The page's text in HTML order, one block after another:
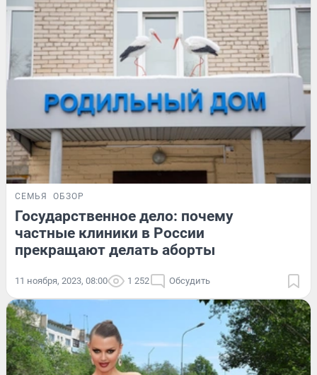
СЕМЬЯ ОБЗОР
Государственное дело: почему
частные клиники в России
прекращают делать аборты
11 ноября, 2023, 08:00 1 252 Обсудить